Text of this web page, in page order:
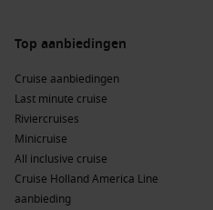
Eilanden
Tijdens je cruise naar de South
deze havens worden bezocht:
PortStanley
Falklandeilanden biedt rijke
natuur en unieke flora en
Islands Museum of ga
Top aanbiedingen
Cruise aanbiedingen
Last minute cruise
Riviercruises
Minicruise
All inclusive cruise
Cruise Holland America Line
aanbieding